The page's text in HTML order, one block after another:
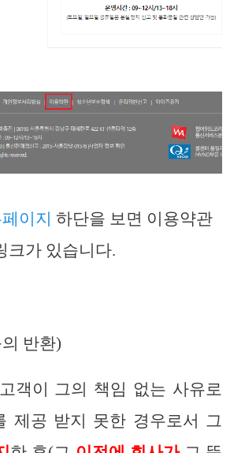
이지 하단을 보면 이용약관
크가 있습니다.
반환)
객이 그의 책임 없는 사유로
제공 받지 못한 경우로서 그